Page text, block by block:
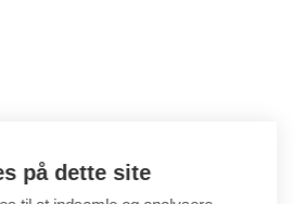
på dette site